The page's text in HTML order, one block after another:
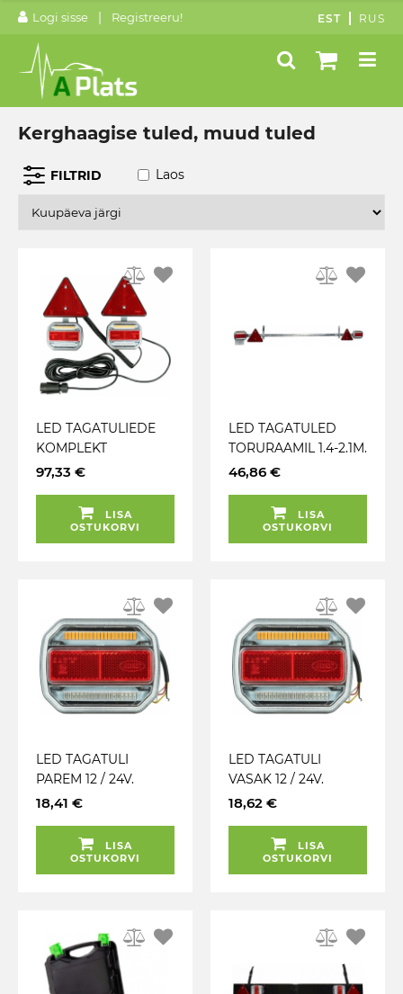
Logi sisse | Registreeru! EST RUS
Kerghaagise tuled, muud tuled
FILTRID Laos
LED TAGATULIEDE
KOMPLEKT
VASAK+PAREM+KOL
MAGNETKINNITUS. 7-
PIN PISTIK JBM
97,33 €
LISA
OSTUKORVI
LED TAGATULED
TORURAAMIL 1.4-2.1M.
12 / 24V. 7.5M KAABEL.
46,86 €
LISA
OSTUKORVI
LED TAGATULI
PAREM 12 / 24V.
NUMBRITULIGABARII
SUUNATULI
(DÜNAM.) JBM
18,41 €
LISA
OSTUKORVI
LED TAGATULI
VASAK 12 / 24V.
NUMBRI / GABARIIT /
(DÜNAM.) JBM
18,62 €
LISA
OSTUKORVI